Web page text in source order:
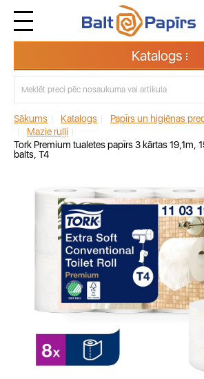
Katalogs
Sākums Katalogs Papīrs un higiēnas
Mazie ruļļi
Tork Premium tualetes papīrs 3 kārtas 19,1m,
balts, T4